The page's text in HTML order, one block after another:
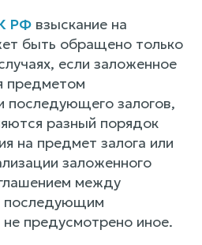
РФ взыскание на
быть обращено только
если заложенное
предметом
залогов,
разный порядок
на предмет залога или
заложенного
между
предусмотрено иное.